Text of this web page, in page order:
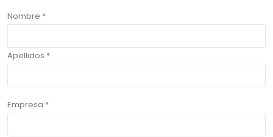
Nombre *
Apellidos *
Empresa *